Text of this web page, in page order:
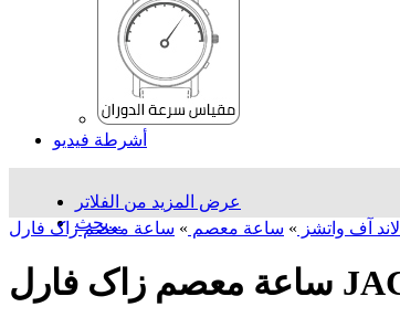
أشرطة فيديو
عرض المزيد من الفلاتر
بحث...
لاند آف واتشز » ساعة معصم »